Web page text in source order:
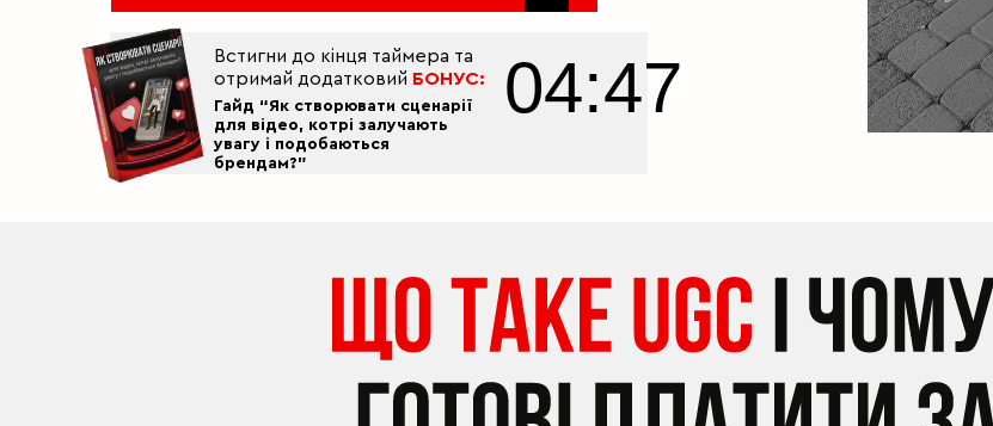
04:45
Гайд “Як створювати сценарії
для відео, котрі залучають
увагу і подобаються
брендам?”
Встигни до кінця таймера та
отримай додатковий БОНУС: